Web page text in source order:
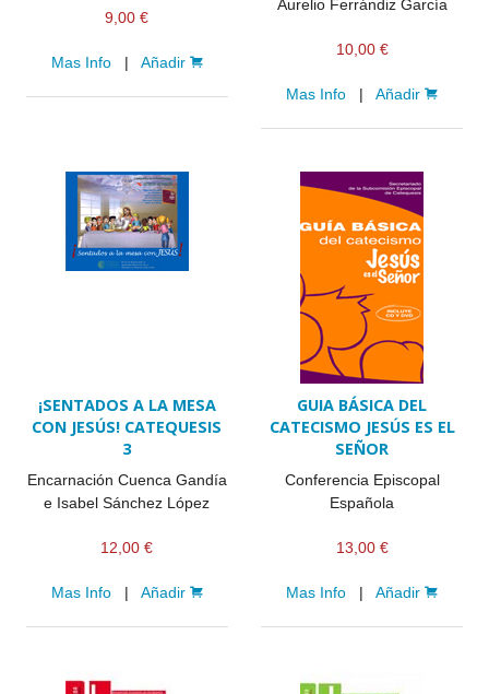
9,00 €
Mas Info| Añadir
Aurelio Ferrándiz García
10,00 €
Mas Info |Añadir
¡SENTADOS A LA MESA
CON JESÚS! CATEQUESIS
3
Encarnación Cuenca Gandía
e Isabel Sánchez López
12,00 €
Mas Info| Añadir
GUIA BÁSICA DEL
CATECISMO JESÚS ES EL
SEÑOR
Conferencia Episcopal
Española
13,00 €
Mas Info |Añadir